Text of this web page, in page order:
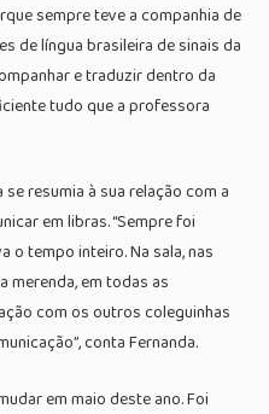
sempre teve a companhia de
de língua brasileira de sinais da
e traduzir dentro da
tudo que a professora
resumia à sua relação com a
em libras. “Sempre foi
o tempo inteiro. Na sala, nas
merenda, em todas as
com os outros coleguinhas
conta Fernanda.
em maio deste ano. Foi